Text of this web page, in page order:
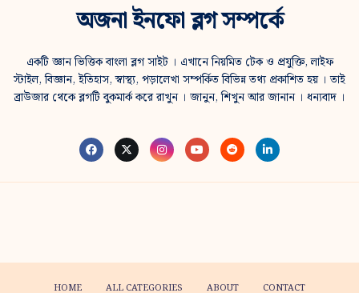
অজনা ইনফো ব্লগ সম্পর্কে
একটি জ্ঞান ভিত্তিক বাংলা ব্লগ সাইট । এখানে নিয়মিত টেক ও প্রযুক্তি, লাইফ
স্টাইল, বিজ্ঞান, ইতিহাস, স্বাস্থ্য, পড়ালেখা সম্পর্কিত বিভিন্ন তথ্য প্রকাশিত হয় । তাই
ব্রাউজার থেকে ব্লগটি বুকমার্ক করে রাখুন । জানুন, শিখুন আর জানান । ধন্যবাদ ।
HOME ALL CATEGORIES ABOUT CONTACT